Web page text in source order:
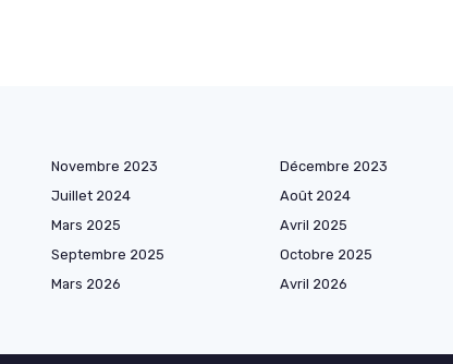
Novembre 2023 Décembre 2023
Juillet 2024 Août 2024
Mars 2025 Avril 2025
Septembre 2025 Octobre 2025
Mars 2026 Avril 2026